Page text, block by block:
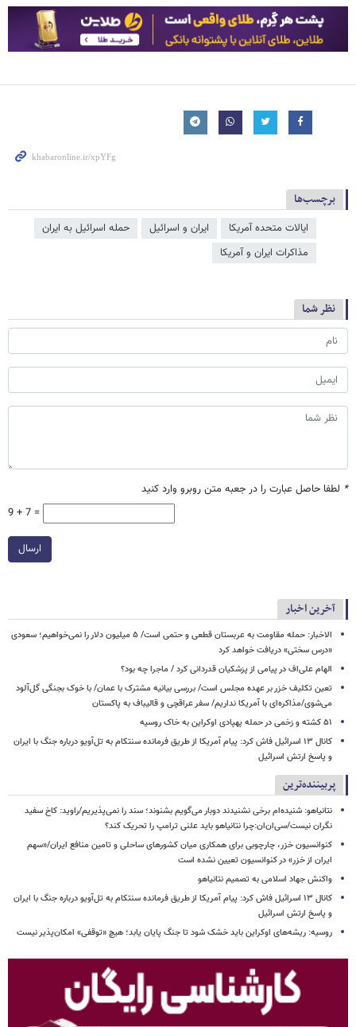
برچسب‌ها
ایالات متحده آمریکا ایران و اسرائیل
حمله اسرائیل به ایران
مذاکرات ایران و آمریکا
نظر شما
* لطفا حاصل عبارت را در جعبه متن روبرو وارد کنید
9 + 7 =
ارسال
آخرین اخبار
الاخبار: حمله مقاومت به عربستان قطعی و حتمی است/ ۵ میلیون دلار را نمی‌خواهیم؛ سعودی
«درس سختی» دریافت خواهد کرد
الهام علی‌اف در پیامی از پزشکیان قدردانی کرد / ماجرا چه بود؟
تعین تکلیف خزر بر عهده مجلس است/ بررسی بیانیه مشترک با عمان/ با خوک‌ بجنگی گل‌آلود
می‌شوی/مذاکره‌ای با آمریکا نداریم/ سفر عراقچی و قالیباف به پاکستان
۵۱ کشته و زخمی در حمله پهپادی اوکراین به خاک روسیه
کانال ۱۳ اسرائیل فاش کرد: پیام آمریکا از طریق فرمانده سنتکام به تل‌آویو درباره جنگ با ایران
و پاسخ ارتش اسرائیل
پربیننده‌ترین
نتانیاهو: شنیده‌ام برخی نشنیدند دوبار می‌گویم بشنوند؛ سند را نمی‌پذیریم/راوید: کاخ سفید
نگران نیست/سی‌ان‌ان:چرا نتانیاهو باید علنی ترامپ را تحریک کند؟
کنوانسیون خزر، چارچوبی برای همکاری میان کشورهای ساحلی و تامین منافع ایران/«سهم
ایران از خزر» در کنوانسیون تعیین نشده است
واکنش جهاد اسلامی به تصمیم نتانیاهو
کانال ۱۳ اسرائیل فاش کرد: پیام آمریکا از طریق فرمانده سنتکام به تل‌آویو درباره جنگ با ایران
و پاسخ ارتش اسرائیل
روسیه: ریشه‌های اوکراین باید خشک شود تا جنگ پایان یابد؛ هیچ «توقفی» امکان‌پذیر نیست